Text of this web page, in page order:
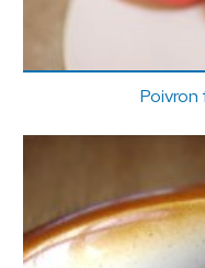
Poivron